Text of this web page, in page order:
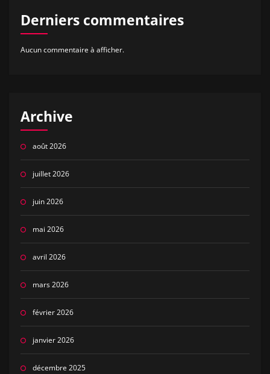
Derniers commentaires
Aucun commentaire à afficher.
Archive
août 2026
juillet 2026
juin 2026
mai 2026
avril 2026
mars 2026
février 2026
janvier 2026
décembre 2025